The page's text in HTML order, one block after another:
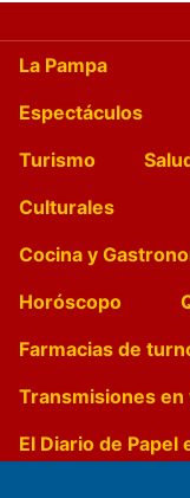
La Pampa
Espectáculos
Turismo
Culturales
Cocina y
Horóscopo
Farmacias de
Transmisiones en
El Diario de Papel